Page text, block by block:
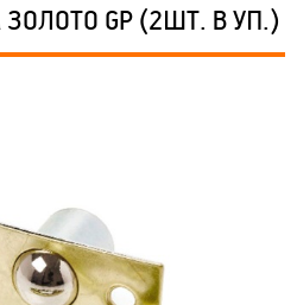
GР (2ШТ. В УП.)